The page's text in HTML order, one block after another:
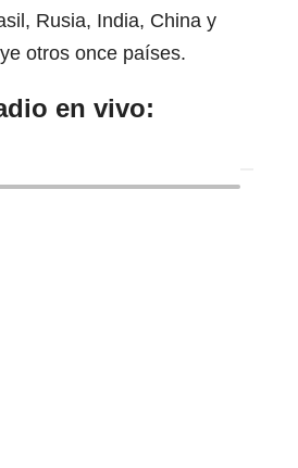
Rusia, India, China y
otros once países.
en vivo: